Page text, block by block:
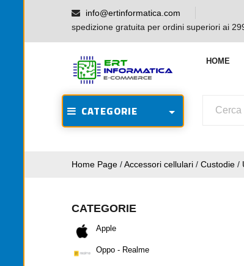
info@ertinformatica.com
spedizione gratuita per ordini superiori ai
HOME
CATEGORIE
Home Page /Accessori cellulari / Custodie /
CATEGORIE
Apple
Oppo - Realme